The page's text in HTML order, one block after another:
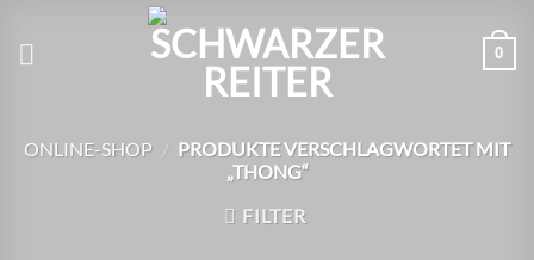
Inhalt
0
ONLINE-SHOP / PRODUKTE VERSCHLAGWORTET MIT
„THONG“
FILTER